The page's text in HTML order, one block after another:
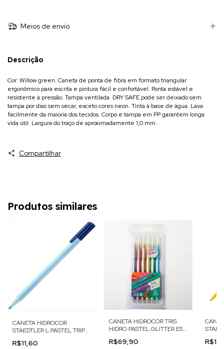
Meios de envio
Descrição
Cor: Willow green. Caneta de ponta de fibra em formato triangular
ergonômico para escrita e pintura fácil e confortável. Ponta estável e
resistente à pressão. Tampa ventilada. DRY SAFE pode ser deixado sem
tampa por dias sem secar, exceto cores neon. Tinta à base de água. Lava
facilmente da maioria dos tecidos. Corpo e tampa em PP garantem longa
vida útil. Largura do traço de aproximadamente 1,0 mm.
Compartilhar
Produtos similares
CANETA HIDROCOR
STAEDTLER L.PASTEL TRIP
R$11,60
CANETA HIDROCOR TRIS
HIDRO PASTEL GLITTER EST
R$69,90